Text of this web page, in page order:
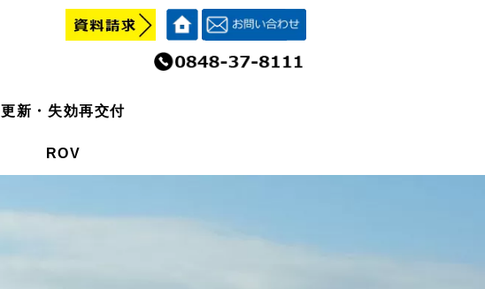
更新・失効再交付
ROV
更新・失効再交付
ROV